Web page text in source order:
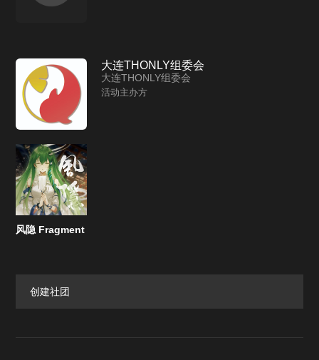
大连THONLY组委会
大连THONLY组委会
活动主办方
风隐 Fragment
创建社团